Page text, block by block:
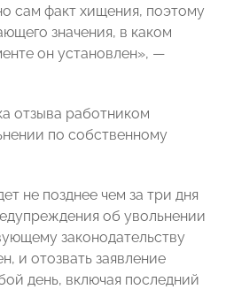
сам факт хищения, поэтому
значения, в каком
он установлен», —
отзыва работником
по собственному
не позднее чем за три дня
об увольнении
законодательству
и отозвать заявление
день, включая последний